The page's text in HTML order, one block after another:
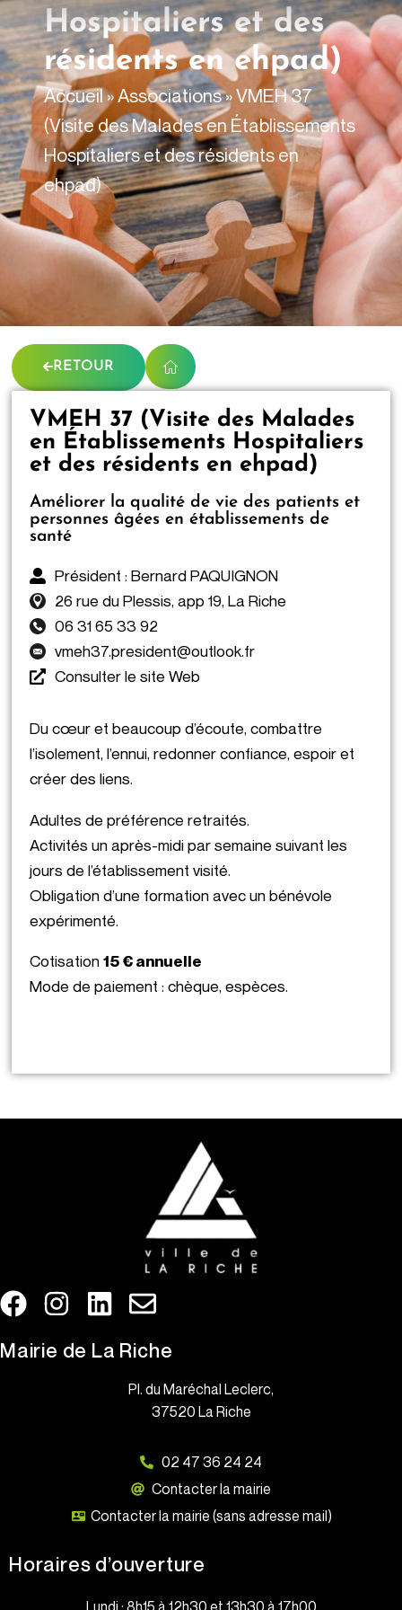
principal Hospitaliers et des
résidents en ehpad)
Accueil»Associations»VMEH 37
(Visite des Malades en Établissements
Hospitaliers et des résidents en
ehpad)
RETOUR
VMEH 37 (Visite des Malades
en Établissements Hospitaliers
et des résidents en ehpad)
Améliorer la qualité de vie des patients et
personnes âgées en établissements de
santé
Président : Bernard PAQUIGNON
26 rue du Plessis, app 19, La Riche
06 31 65 33 92
vmeh37.president@outlook.fr
Consulter le site Web
Du cœur et beaucoup d’écoute, combattre
l’isolement, l’ennui, redonner confiance, espoir et
créer des liens.
Adultes de préférence retraités.
Activités un après-midi par semaine suivant les
jours de l’établissement visité.
Obligation d’une formation avec un bénévole
expérimenté.
Cotisation15 € annuelle
Mode de paiement : chèque, espèces.
Mairie de La Riche
Pl. du Maréchal Leclerc,
37520 La Riche
02 47 36 24 24
Contacter la mairie
Contacter la mairie (sans adresse mail)
Horaires d’ouverture
Lundi : 8h15 à 12h30 et 13h30 à 17h00